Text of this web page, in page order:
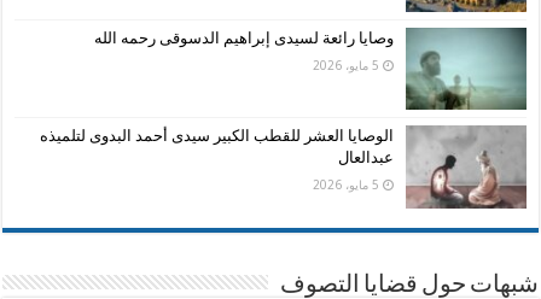
وصايا رائعة لسيدى إبراهيم الدسوقى رحمه الله
5 مايو، 2026
الوصايا العشر للقطب الكبير سيدى أحمد البدوى لتلميذه
عبدالعال
5 مايو، 2026
شبهات حول قضايا التصوف